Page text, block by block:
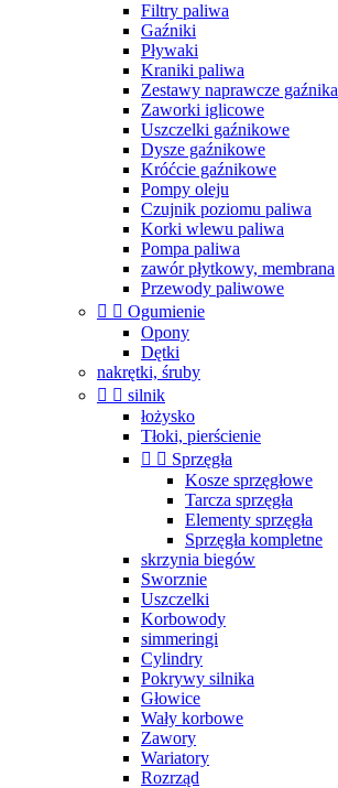
Filtry paliwa
Gaźniki
Pływaki
Kraniki paliwa
Zestawy naprawcze gaźnika
Zaworki iglicowe
Uszczelki gaźnikowe
Dysze gaźnikowe
Króćcie gaźnikowe
Pompy oleju
Czujnik poziomu paliwa
Korki wlewu paliwa
Pompa paliwa
zawór płytkowy, membrana
Przewody paliwowe
  Ogumienie
Opony
Dętki
nakrętki, śruby
  silnik
łożysko
Tłoki, pierścienie
  Sprzęgła
Kosze sprzęgłowe
Tarcza sprzęgła
Elementy sprzęgła
Sprzęgła kompletne
skrzynia biegów
Sworznie
Uszczelki
Korbowody
simmeringi
Cylindry
Pokrywy silnika
Głowice
Wały korbowe
Zawory
Wariatory
Rozrząd